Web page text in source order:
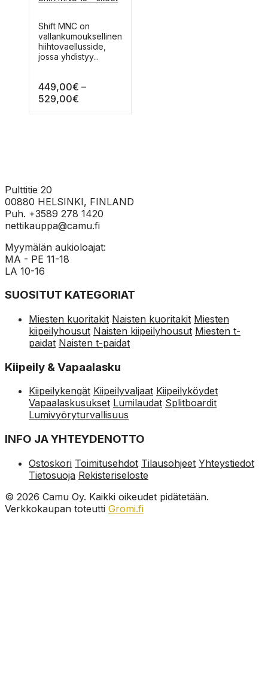
90
Tällä
tuotteella
on
useampi
tehdä
valinnat
tuotteen
sivulla.
Shift MNC on
vallankumouksellinen
hiihtovaellusside,
jossa yhdistyy...
449,00€ –
529,00€
Pulttitie 20
00880 HELSINKI, FINLAND
Puh. +3589 278 1420
nettikauppa@camu.fi
Myymälän aukioloajat:
MA - PE 11-18
LA 10-16
SUOSITUT KATEGORIAT
Miesten kuoritakit Naisten kuoritakit Miesten
kiipeilyhousut Naisten kiipeilyhousut Miesten t-
paidat Naisten t-paidat
Kiipeily & Vapaalasku
Kiipeilykengät Kiipeilyvaljaat Kiipeilyköydet
Vapaalaskusukset Lumilaudat Splitboardit
Lumivyöryturvallisuus
INFO JA YHTEYDENOTTO
Ostoskori Toimitusehdot Tilausohjeet Yhteystiedot
Tietosuoja Rekisteriseloste
© 2026 Camu Oy. Kaikki oikeudet pidätetään.
Verkkokaupan toteutti Gromi.fi